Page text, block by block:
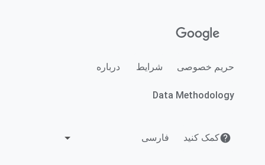
حریم خصوصی شرایط درباره
Data Methodology
کمک کنید